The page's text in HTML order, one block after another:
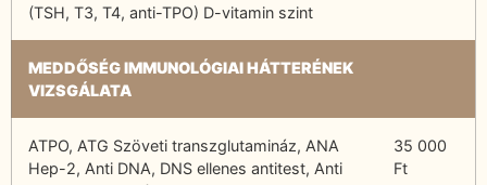
(TSH, T3, T4, anti-TPO) D-vitamin szint
MEDDŐSÉG IMMUNOLÓGIAI HÁTTERÉNEK
VIZSGÁLATA
ATPO, ATG Szöveti transzglutamináz, ANA
Hep-2, Anti DNA, DNS ellenes antitest, Anti
35 000
Ft